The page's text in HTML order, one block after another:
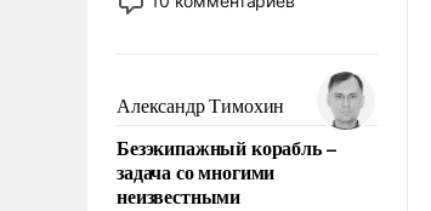
исключили с правом
чем она отличается от просто
образованных людей. Иногда
казалось, что эти вопросы
решены раз и навсегда, но –
нет, не решены.
Александр Тимохин
Безэкипажный корабль –
задача со многими
неизвестными